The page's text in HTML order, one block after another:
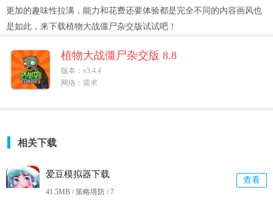
更加的趣味性拉满，能力和花费还要体验都是完全不同的内容画风也
是如此，来下载植物大战僵尸杂交版试试吧！
植物大战僵尸杂交版 8.8
版本：v3.4.4
网络：需求
相关下载
爱豆模拟器下载
41.5MB / 策略塔防 /7
查看